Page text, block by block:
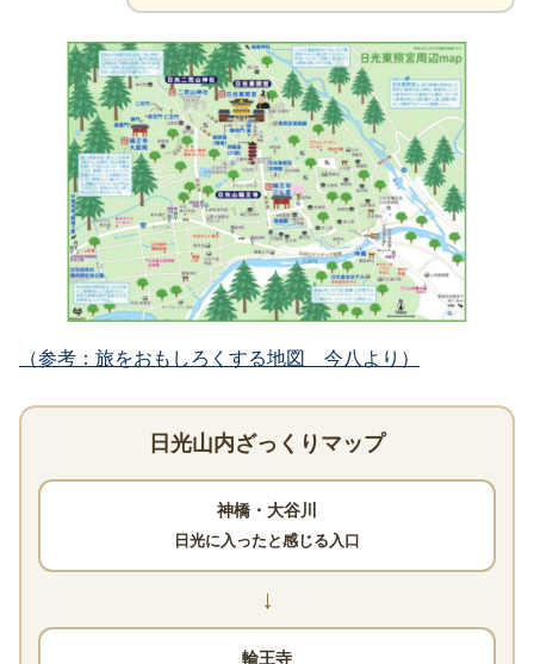
（参考：旅をおもしろくする地図 今八より）
日光山内ざっくりマップ
神橋・大谷川
日光に入ったと感じる入口
↓
輪王寺